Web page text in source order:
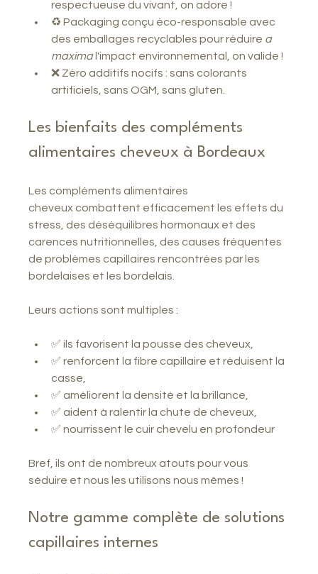
respectueuse du vivant, on adore !
♻️ Packaging conçu éco-responsable avec
des emballages recyclables pour réduire a
maxima l'impact environnemental, on valide !
❌ Zéro additifs nocifs : sans colorants
artificiels, sans OGM, sans gluten.
Les bienfaits des compléments
alimentaires cheveux à Bordeaux
Les compléments alimentaires
cheveux combattent efficacement les effets du
stress, des déséquilibres hormonaux et des
carences nutritionnelles, des causes fréquentes
de problèmes capillaires rencontrées par les
bordelaises et les bordelais.
Leurs actions sont multiples :
✅ ils favorisent la pousse des cheveux,
✅ renforcent la fibre capillaire et réduisent la
casse,
✅ améliorent la densité et la brillance,
✅ aident à ralentir la chute de cheveux,
✅ nourrissent le cuir chevelu en profondeur
Bref, ils ont de nombreux atouts pour vous
séduire et nous les utilisons nous mêmes !
Notre gamme complète de solutions
capillaires internes